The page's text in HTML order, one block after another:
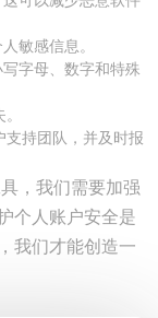
敏感信息。
字母、数字和特殊
支持团队，并及时报
，我们需要加强
个人账户安全是
我们才能创造一